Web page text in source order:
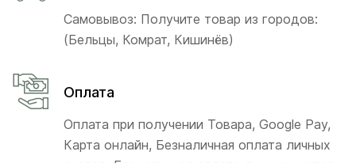
Самовывоз: Получите товар из городов:
(Бельцы, Комрат, Кишинёв)
Оплата
Оплата при получении Товара, Google Pay,
Карта онлайн, Безналичная оплата личных